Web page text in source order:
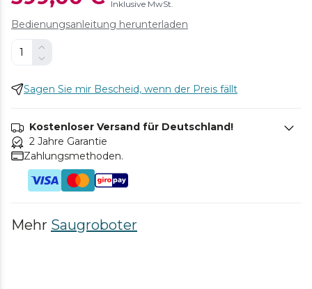
Inklusive MwSt.
Bedienungsanleitung herunterladen
Sagen Sie mir Bescheid, wenn der Preis fällt
Kostenloser Versand für Deutschland!
2 Jahre Garantie
Zahlungsmethoden.
Mehr Saugroboter